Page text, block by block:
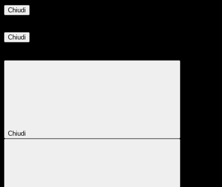
Chiudi
Chiudi
Chiudi